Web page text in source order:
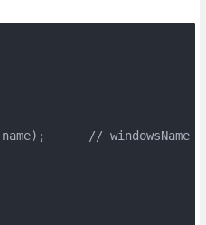
// windowsName